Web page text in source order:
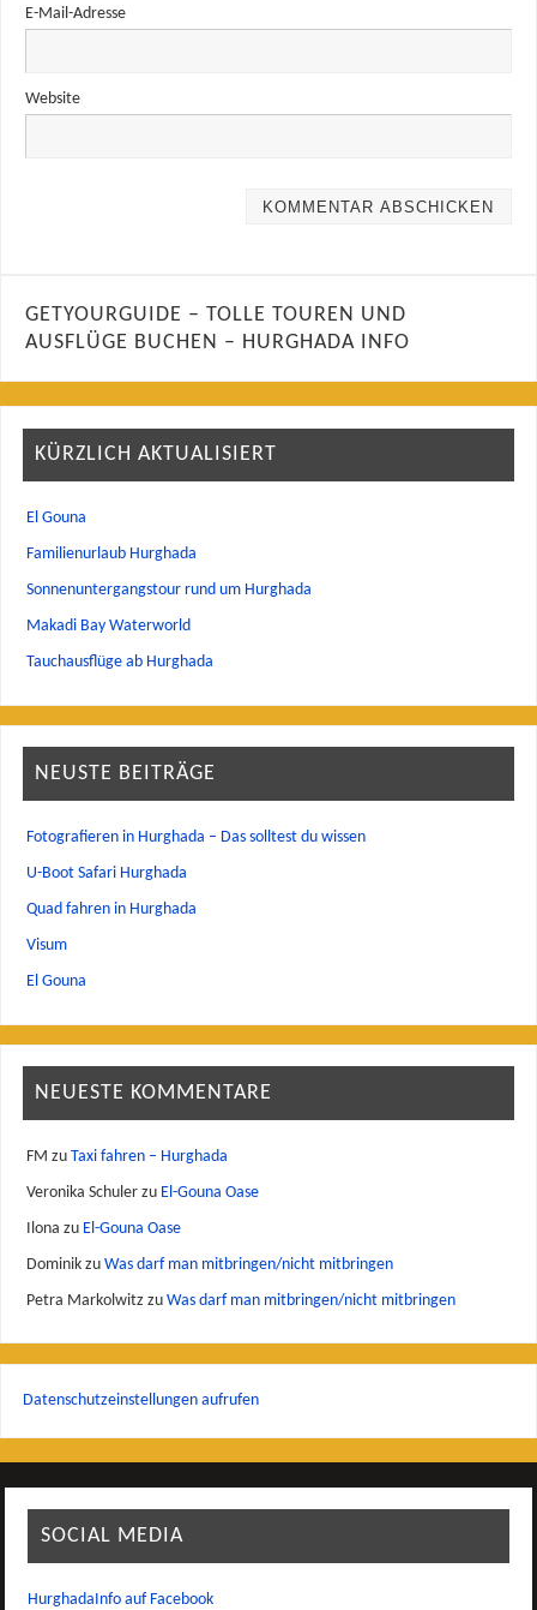
E-Mail-Adresse
Website
GETYOURGUIDE – TOLLE TOUREN UND
AUSFLÜGE BUCHEN – HURGHADA INFO
KÜRZLICH AKTUALISIERT
El Gouna
Familienurlaub Hurghada
Sonnenuntergangstour rund um Hurghada
Makadi Bay Waterworld
Tauchausflüge ab Hurghada
NEUSTE BEITRÄGE
Fotografieren in Hurghada – Das solltest du wissen
U-Boot Safari Hurghada
Quad fahren in Hurghada
Visum
El Gouna
NEUESTE KOMMENTARE
FM zu Taxi fahren – Hurghada
Veronika Schulerzu El-Gouna Oase
Ilona zu El-Gouna Oase
Dominikzu Was darf man mitbringen/nicht mitbringen
Petra Markolwitz zu Was darf man mitbringen/nicht mitbringen
Datenschutzeinstellungen aufrufen
SOCIAL MEDIA
HurghadaInfo auf Facebook